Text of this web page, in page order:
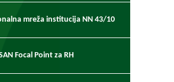
mreža institucija NN 43/10
Focal Point za RH